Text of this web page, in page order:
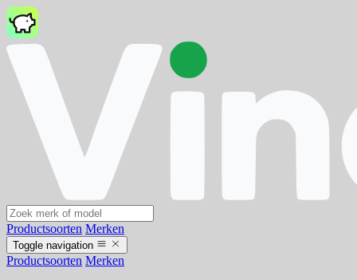
Productsoorten Merken
Toggle navigation
Productsoorten Merken